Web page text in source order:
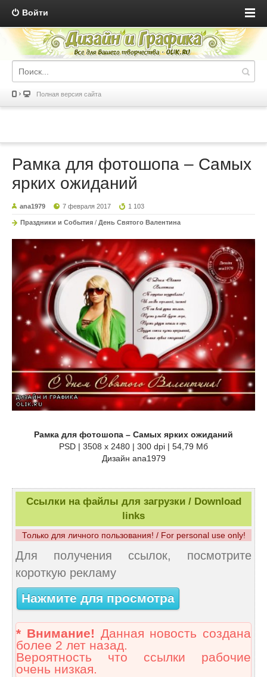
Войти
Полная версия сайта
Рамка для фотошопа – Самых
ярких ожиданий
ana1979 7 февраля 2017 1 103
Праздники и События / День Святого Валентина
Рамка для фотошопа – Самых ярких ожиданий
PSD | 3508 x 2480 | 300 dpi | 54,79 Мб
Дизайн аnа1979
Ссылки на файлы для загрузки / Download
links
Только для личного пользования! / For personal use only!
Для получения ссылок, посмотрите
короткую рекламу
Нажмите для просмотра
* Внимание! Данная новость создана
более 2 лет назад.
Вероятность что ссылки рабочие
очень низкая.